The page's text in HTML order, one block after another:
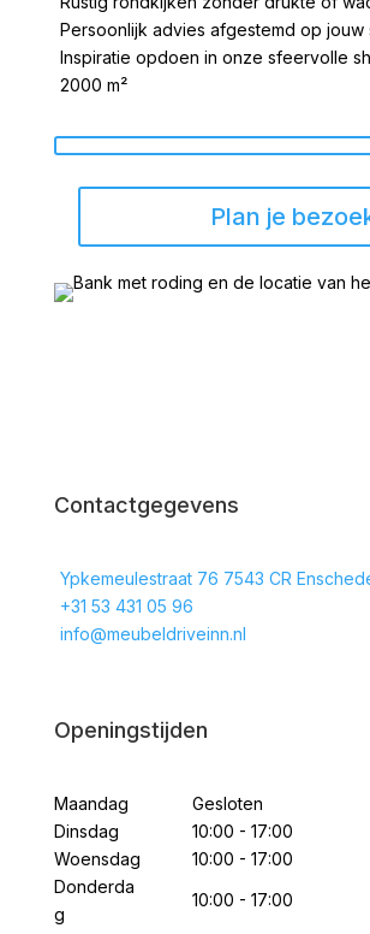
Persoonlijk advies afgestemd op jouw
Inspiratie opdoen in onze sfeervolle
2000 m²
Plan je
Contactgegevens
Ypkemeulestraat 76 7543 CR
+31 53 431 05 96
info@meubeldriveinn.nl
Openingstijden
Maandag
Gesloten
Dinsdag
10:00 - 17:00
Woensdag
10:00 - 17:00
Donderda
g
10:00 - 17:00